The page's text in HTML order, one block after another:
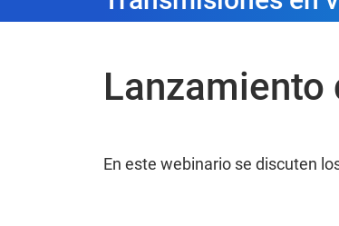
En este webinario se discuten